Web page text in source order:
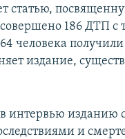
статью,
совершено 186 ДТП
человека
издание,
интервью изданию
и